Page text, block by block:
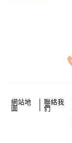
網站地
圖
聯絡我
們